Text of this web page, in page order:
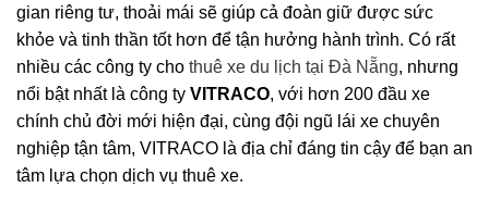
gian riêng tư, thoải mái sẽ giúp cả đoàn giữ được sức
khỏe và tinh thần tốt hơn để tận hưởng hành trình. Có rất
nhiều các công ty cho thuê xe du lịch tại Đà Nẵng, nhưng
nổi bật nhất là công ty VITRACO, với hơn 200 đầu xe
chính chủ đời mới hiện đại, cùng đội ngũ lái xe chuyên
nghiệp tận tâm, VITRACO là địa chỉ đáng tin cậy để bạn an
tâm lựa chọn dịch vụ thuê xe.